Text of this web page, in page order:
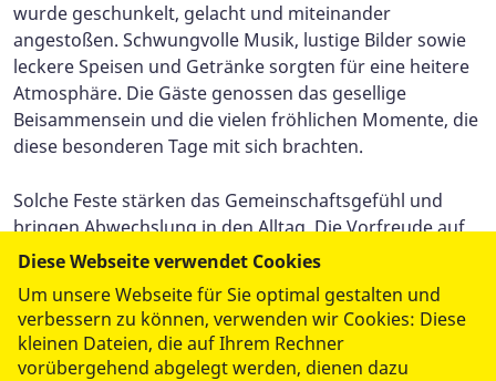
wurde geschunkelt, gelacht und miteinander
angestoßen. Schwungvolle Musik, lustige Bilder sowie
leckere Speisen und Getränke sorgten für eine heitere
Atmosphäre. Die Gäste genossen das gesellige
Beisammensein und die vielen fröhlichen Momente, die
diese besonderen Tage mit sich brachten.
Solche Feste stärken das Gemeinschaftsgefühl und
bringen Abwechslung in den Alltag. Die Vorfreude auf
die nächste Faschingssaison ist bereits geweckt – denn
eines ist sicher: Gemeinsam feiern verbindet.
Diese Webseite verwendet Cookies
Um unsere Webseite für Sie optimal gestalten und
verbessern zu können, verwenden wir Cookies: Diese
kleinen Dateien, die auf Ihrem Rechner
vorübergehend abgelegt werden, dienen dazu